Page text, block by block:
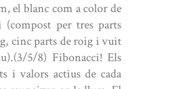
el blanc com a color de
(compost per tres parts
cinc parts de roig i vuit
5/8) Fibonacci! Els
i valors actius de cada